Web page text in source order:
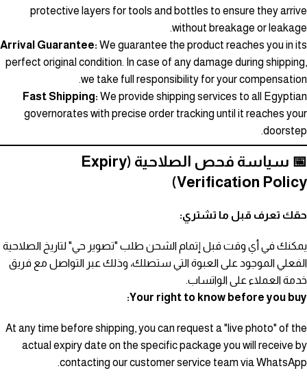
protective layers for tools and bottles to ensure they arrive
without breakage or leakage.
Arrival Guarantee: We guarantee the product reaches you in its
perfect original condition. In case of any damage during shipping,
we take full responsibility for your compensation.
Fast Shipping: We provide shipping services to all Egyptian
governorates with precise order tracking until it reaches your
doorstep.
📅 سياسة فحص الصلاحية (Expiry
Verification Policy)
حقك تعرف قبل ما تشتري:
يمكنك في أي وقت قبل إتمام الشحن طلب "تصوير حي" لتاريخ الصلاحية
الفعلي الموجود على العبوة التي ستصلك، وذلك عبر التواصل مع فريق
خدمة العملاء على الواتساب.
Your right to know before you buy:
At any time before shipping, you can request a "live photo" of the
actual expiry date on the specific package you will receive by
contacting our customer service team via WhatsApp.